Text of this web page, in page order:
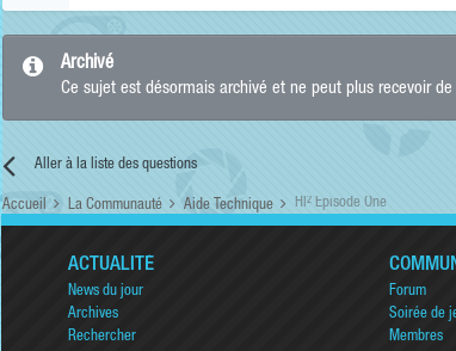
Archivé
Ce sujet est désormais archivé et ne peut plus recevoir
Aller à la liste des questions
Accueil La Communauté Aide Technique Hl² Episode One
ACTUALITÉ
News du jour
Archives
Rechercher
Forum
Soirée de
Membres